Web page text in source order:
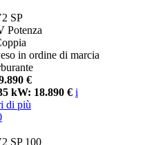
SP
Potenza
in ordine di marcia
€
kW: 18.890 € i
di più
SP 100